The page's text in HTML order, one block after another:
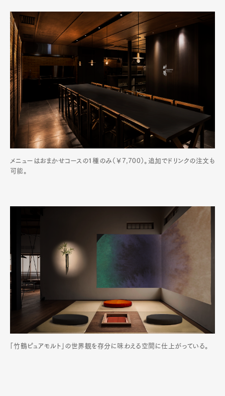
メニューはおまかせコースの１種のみ（￥7,700）。追加でドリンクの注文も
可能。
「竹鶴ピュアモルト」の世界観を存分に味わえる空間に仕上がっている。